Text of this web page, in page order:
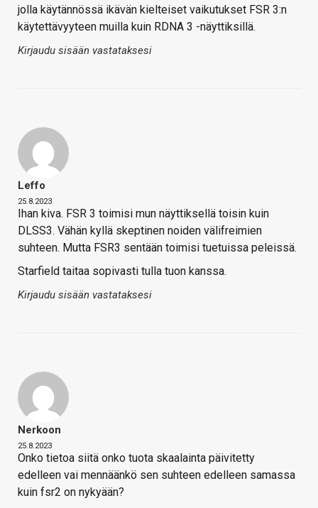
jolla käytännössä ikävän kielteiset vaikutukset FSR 3:n
käytettävyyteen muilla kuin RDNA 3 -näyttiksillä.
Kirjaudu sisään vastataksesi
Leffo
25.8.2023
Ihan kiva. FSR 3 toimisi mun näyttiksellä toisin kuin
DLSS3. Vähän kyllä skeptinen noiden välifreimien
suhteen. Mutta FSR3 sentään toimisi tuetuissa peleissä.
Starfield taitaa sopivasti tulla tuon kanssa.
Kirjaudu sisään vastataksesi
Nerkoon
25.8.2023
Onko tietoa siitä onko tuota skaalainta päivitetty
edelleen vai mennäänkö sen suhteen edelleen samassa
kuin fsr2 on nykyään?